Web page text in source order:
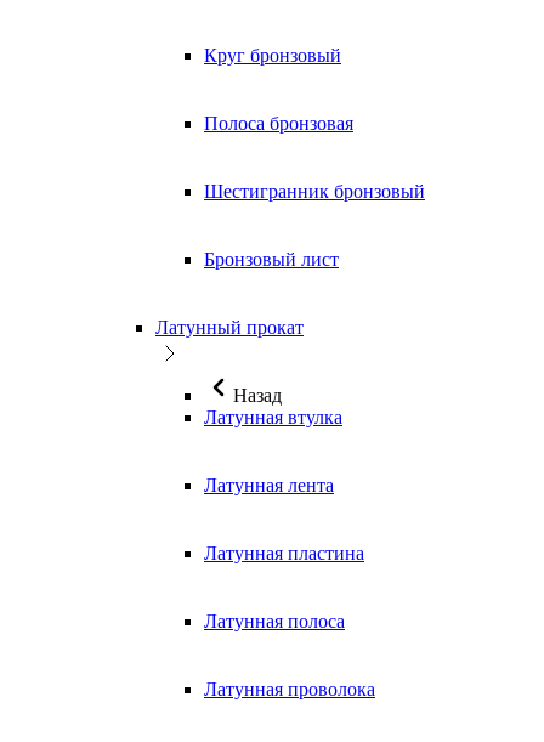
Круг бронзовый
Полоса бронзовая
Шестигранник бронзовый
Бронзовый лист
Латунный прокат
Назад
Латунная втулка
Латунная лента
Латунная пластина
Латунная полоса
Латунная проволока